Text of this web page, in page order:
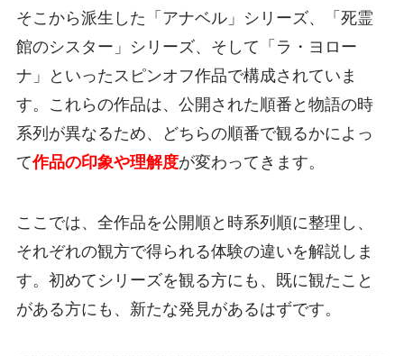
そこから派生した「アナベル」シリーズ、「死霊
館のシスター」シリーズ、そして「ラ・ヨロー
ナ」といったスピンオフ作品で構成されていま
す。これらの作品は、公開された順番と物語の時
系列が異なるため、どちらの順番で観るかによっ
て作品の印象や理解度が変わってきます。
ここでは、全作品を公開順と時系列順に整理し、
それぞれの観方で得られる体験の違いを解説しま
す。初めてシリーズを観る方にも、既に観たこと
がある方にも、新たな発見があるはずです。